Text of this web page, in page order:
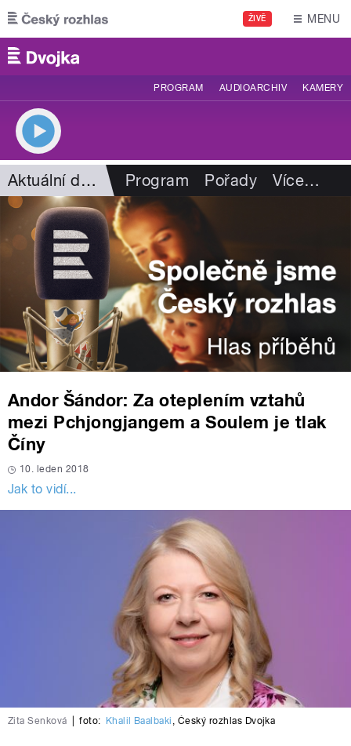
Přejít k hlavnímu obsahu
ŽIVĚ MENU
PROGRAM AUDIOARCHIV KAMERY
Aktuální dění Program Pořady Více…
Andor Šándor: Za oteplením vztahů
mezi Pchjongjangem a Soulem je tlak
Číny
10. leden 2018
Jak to vidí...
Zita Senková foto: Khalil Baalbaki , Český rozhlas Dvojka